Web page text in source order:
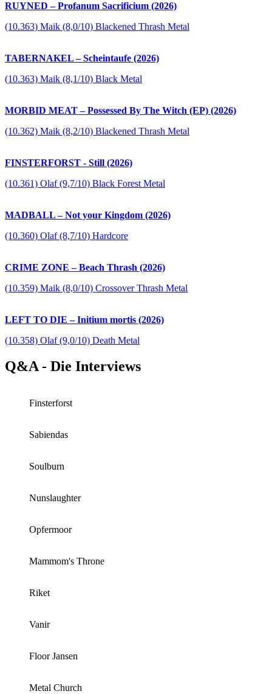
RUYNED – Profanum Sacrificium (2026)
(10.363) Maik (8,0/10) Blackened Thrash Metal
TABERNAKEL – Scheintaufe (2026)
(10.363) Maik (8,1/10) Black Metal
MORBID MEAT – Possessed By The Witch (EP) (2026)
(10.362) Maik (8,2/10) Blackened Thrash Metal
FINSTERFORST - Still (2026)
(10.361) Olaf (9,7/10) Black Forest Metal
MADBALL – Not your Kingdom (2026)
(10.360) Olaf (8,7/10) Hardcore
CRIME ZONE – Beach Thrash (2026)
(10.359) Maik (8,0/10) Crossover Thrash Metal
LEFT TO DIE – Initium mortis (2026)
(10.358) Olaf (9,0/10) Death Metal
Q&A - Die Interviews
Finsterforst
Sabiendas
Soulburn
Nunslaughter
Opfermoor
Mammom's Throne
Riket
Vanir
Floor Jansen
Metal Church